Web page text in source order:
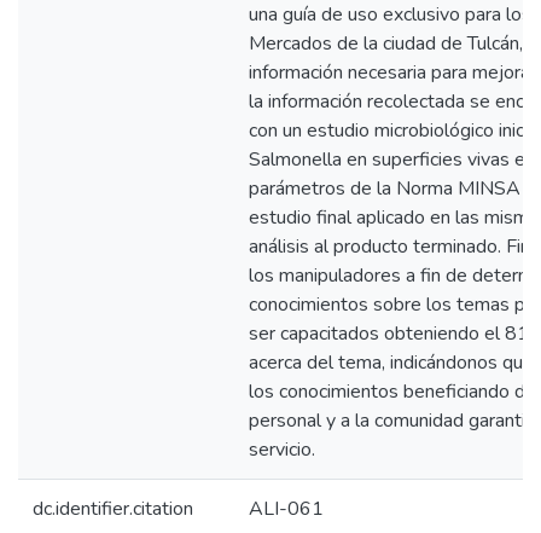
una guía de uso exclusivo para
Mercados de la ciudad de Tulcán,
información necesaria para
la información recolectada se
con un estudio microbiológico
Salmonella en superficies vivas e
parámetros de la Norma MINSA
estudio final aplicado en las
análisis al producto terminado.
los manipuladores a fin de
conocimientos sobre los temas
ser capacitados obteniendo el
acerca del tema, indicándonos
los conocimientos beneficiando
personal y a la comunidad
servicio.
dc.identifier.citation ALI-061